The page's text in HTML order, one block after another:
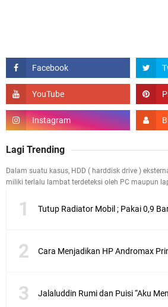
Lagi Trending
Dalam suatu kasus, HDD ( harddisk drive )
miliki terlalu lambat terdeteksi oleh PC maupun
Tutup Radiator Mobil ; Pakai 0,9
Jalaluddin Rumi dan Puisi “Aku